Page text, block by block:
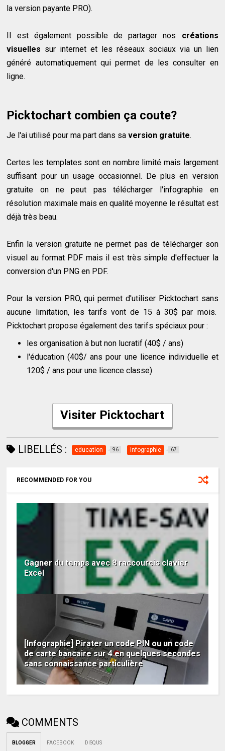
la version payante PRO).
Il est également possible de partager nos créations
visuelles sur internet et les réseaux sociaux via un lien
généré automatiquement qui permet de les consulter en
ligne.
Picktochart combien ça coute?
Je l'ai utilisé pour ma part dans saversion gratuite.
Certes les templates sont en nombre limité mais largement
suffisant pour un usage occasionnel. De plus en version
gratuite on ne peut pas télécharger l'infographie en
résolution maximale mais en qualité moyenne le résultat est
déjà très beau.
Enfin la version gratuite ne permet pas de télécharger son
visuel au format PDF mais il est très simple d'effectuer la
conversion d'un PNG en PDF.
Pour la version PRO, qui permet d'utiliser Picktochart sans
aucune limitation, les tarifs vont de 15 à 30$ par mois.
Picktochart propose également des tarifs spéciaux pour :
les organisation à but non lucratif (40$ / ans)
l'éducation (40$/ ans pour une licence individuelle et
120$ / ans pour une licence classe)
Visiter Picktochart
LIBELLÉS : education 96 infographie 67
RECOMMENDED FOR YOU
Gagner du temps avec 8 raccourcis clavier
Excel
[Infographie] Pirater un code PIN ou un code
de carte bancaire sur 4 en quelques secondes
sans connaissance particulière
COMMENTS
BLOGGER FACEBOOK DISQUS